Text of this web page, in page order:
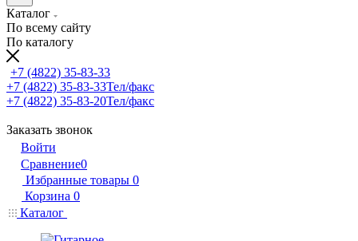
Каталог
По всему сайту
По каталогу
+7 (4822) 35-83-33
+7 (4822) 35-83-33Тел/факс
+7 (4822) 35-83-20Тел/факс
Заказать звонок
Войти
Сравнение0
Избранные товары 0
Корзина 0
Каталог